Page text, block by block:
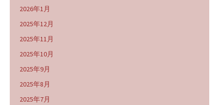
2026年1月
2025年12月
2025年11月
2025年10月
2025年9月
2025年8月
2025年7月